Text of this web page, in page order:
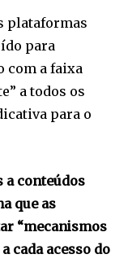
plataformas
para
com a faixa
a todos os
para o
a conteúdos
que as
“mecanismos
cada acesso do